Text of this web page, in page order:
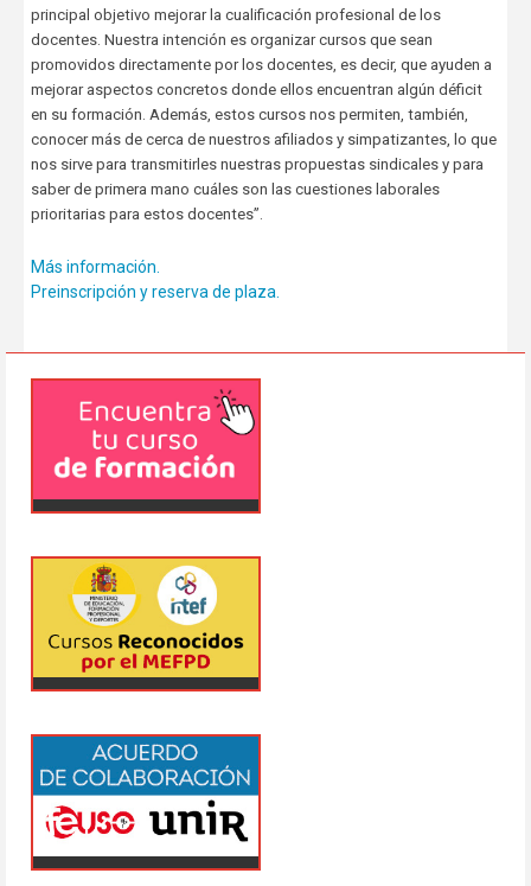
principal objetivo mejorar la cualificación profesional de los
docentes. Nuestra intención es organizar cursos que sean
promovidos directamente por los docentes, es decir, que ayuden a
mejorar aspectos concretos donde ellos encuentran algún déficit
en su formación. Además, estos cursos nos permiten, también,
conocer más de cerca de nuestros afiliados y simpatizantes, lo que
nos sirve para transmitirles nuestras propuestas sindicales y para
saber de primera mano cuáles son las cuestiones laborales
prioritarias para estos docentes”.
Más información.
Preinscripción y reserva de plaza.